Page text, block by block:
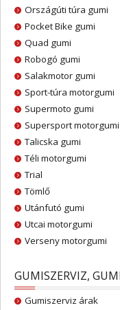
Országúti túra gumi
Pocket Bike gumi
Quad gumi
Robogó gumi
Salakmotor gumi
Sport-túra motorgumi
Supermoto gumi
Supersport motorgumi
Talicska gumi
Téli motorgumi
Trial
Tömlő
Utánfutó gumi
Utcai motorgumi
Verseny motorgumi
GUMISZERVIZ,
Gumiszerviz árak